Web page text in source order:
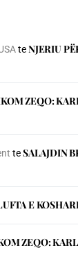
teNJERIU
ZEQO:
teSALAJDIN
E
ZEQO: